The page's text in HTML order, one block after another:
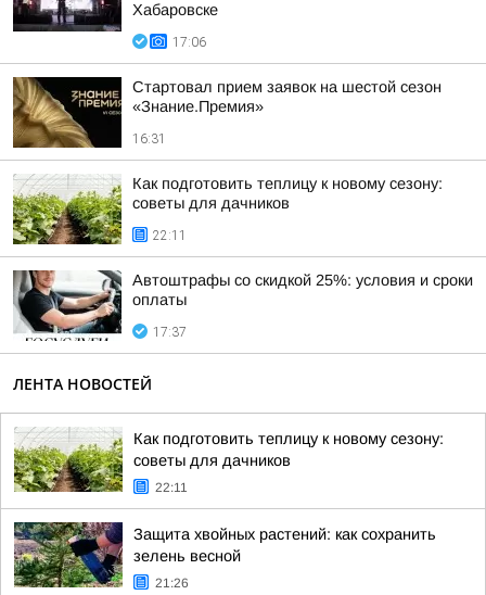
Хабаровске
17:06
Стартовал прием заявок на шестой сезон
«Знание.Премия»
16:31
Как подготовить теплицу к новому сезону:
советы для дачников
22:11
Автоштрафы со скидкой 25%: условия и сроки
оплаты
17:37
ЛЕНТА НОВОСТЕЙ
Как подготовить теплицу к новому сезону:
советы для дачников
22:11
Защита хвойных растений: как сохранить
зелень весной
21:26